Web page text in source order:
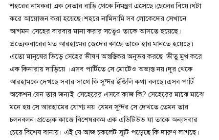
শহরের নামকরা এক নেতার বাড়ি থেকে নিমন্ত্রণ এসেছে।ছেলের বিয়ে।ঘটা
করে আয়োজন করা হয়েছে।শহরে নামিদামি সব লোকেদের সেখানে
আগমন।সেহের বারবার মানা করার সত্বেও তাকে আসতে হয়েছে।
প্রত্যেকবারের মত আরহামের জেদের কাছে তাকে হার মানতে হয়েছে।
এতো মানুষের ভিড়ে সেহের ভীষণ অস্বস্তিকর অনুভব করছে।ভীতু মুখ করে
এক কিনারায় দাড়িয়ে ।এসব পার্টিতে সে মোটেও অভ্যস্ত নয়।দূর থেকে
আরহামকে দেখছে সবার সাথে কি সুন্দর ইজিলি কথা বলছে।এসব পার্টি
অকেশন যেন তার জন্যই।সেহেরের এসবে কাজ কি? সেহেরের মাঝে মাঝে
মনে হয় সে আরহামের যোগ্য নয়।যেমন সুন্দর সে দেখতে তেমন তার
চলনবলন।প্রত্যেক কাজে বিশেষরকম এক এডিটিউড যা তাকে অন্যসবার
চেয়ে বিশেষ বানায়। এই যে আজ চকলেট স্যুট পড়েছে কি দারুণ লাগছে।